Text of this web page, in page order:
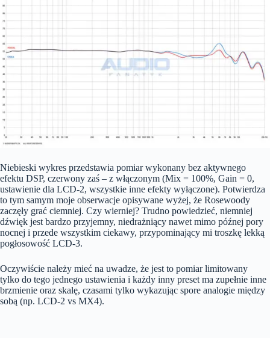
Niebieski wykres przedstawia pomiar wykonany bez aktywnego
efektu DSP, czerwony zaś – z włączonym (Mix = 100%, Gain = 0,
ustawienie dla LCD-2, wszystkie inne efekty wyłączone). Potwierdza
to tym samym moje obserwacje opisywane wyżej, że Rosewoody
zaczęły grać ciemniej. Czy wierniej? Trudno powiedzieć, niemniej
dźwięk jest bardzo przyjemny, niedrażniący nawet mimo późnej pory
nocnej i przede wszystkim ciekawy, przypominający mi troszkę lekką
pogłosowość LCD-3.
Oczywiście należy mieć na uwadze, że jest to pomiar limitowany
tylko do tego jednego ustawienia i każdy inny preset ma zupełnie inne
brzmienie oraz skalę, czasami tylko wykazując spore analogie między
sobą (np. LCD-2 vs MX4).